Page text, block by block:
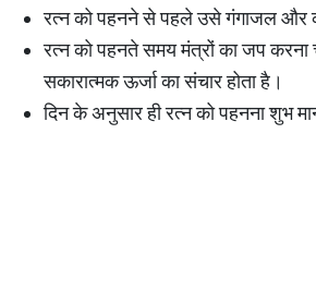
रत्न को पहनने से पहले उसे गंगाजल और
रत्न को पहनते समय मंत्रों का जप करना
सकारात्मक ऊर्जा का संचार होता है।
दिन के अनुसार ही रत्न को पहनना शुभ